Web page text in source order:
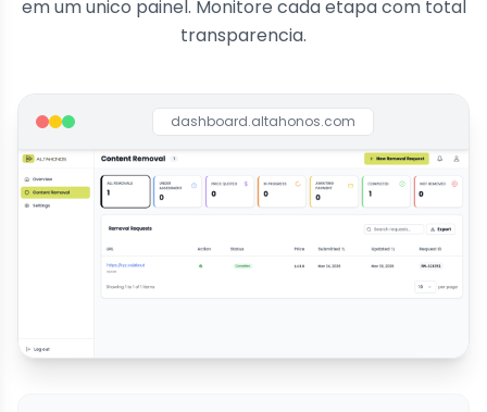
em um unico painel. Monitore cada etapa com total
transparencia.
dashboard.altahonos.com